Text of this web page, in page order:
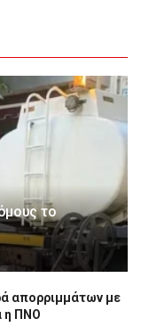
το
απορριμμάτων με
η ΠΝΟ